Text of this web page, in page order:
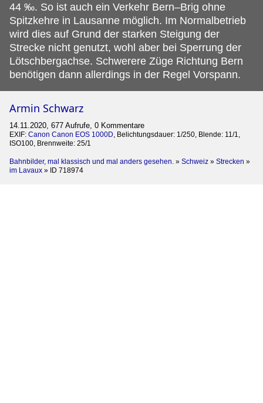
44 ‰. So ist auch ein Verkehr Bern–Brig ohne
Spitzkehre in Lausanne möglich. Im Normalbetrieb
wird dies auf Grund der starken Steigung der
Strecke nicht genutzt, wohl aber bei Sperrung der
Lötschbergachse. Schwerere Züge Richtung Bern
benötigen dann allerdings in der Regel Vorspann.
Armin Schwarz
14.11.2020, 677 Aufrufe, 0 Kommentare
EXIF: Canon Canon EOS 1000D , Belichtungsdauer: 1/250, Blende: 11/1,
ISO100, Brennweite: 25/1
Bahnbilder, mal klassisch und mal anders gesehen. » Schweiz » Strecken »
im Lavaux » ID 718974